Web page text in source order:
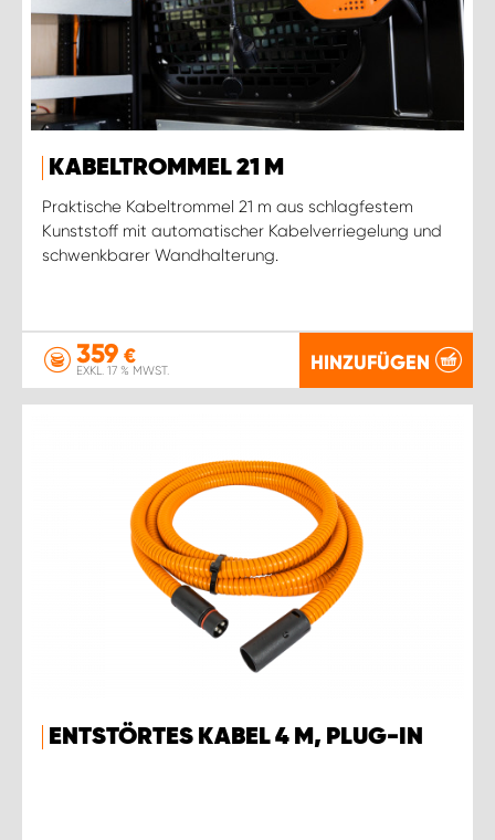
KABELTROMMEL 21 M
Praktische Kabeltrommel 21 m aus schlagfestem
Kunststoff mit automatischer Kabelverriegelung und
schwenkbarer Wandhalterung.
359 €
EXKL. 17 % MWST. HINZUFÜGEN
ENTSTÖRTES KABEL 4 M, PLUG-IN